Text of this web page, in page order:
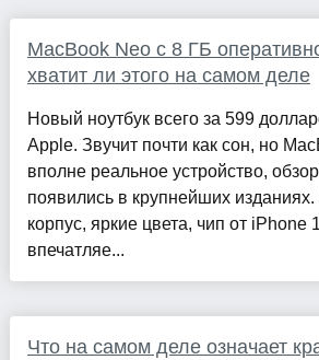
MacBook Neo с 8 ГБ
хватит ли этого на самом деле
Новый ноутбук всего за 599
Apple. Звучит почти как сон, но
вполне реальное устройство,
появились в крупнейших
корпус, яркие цвета, чип от iPhone
впечатляе...
Что на самом деле означает